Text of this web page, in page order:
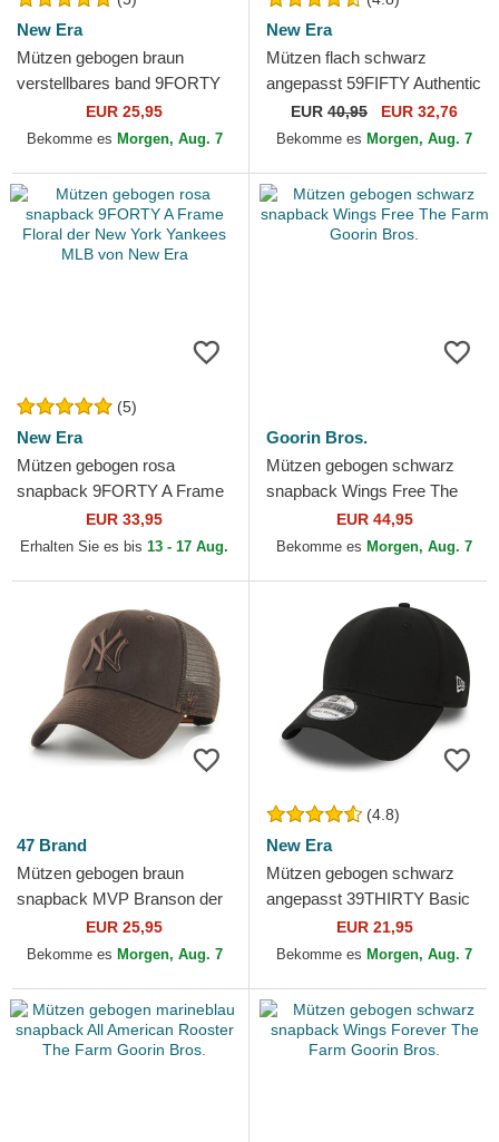
New Era
Mützen gebogen braun
verstellbares band 9FORTY
League Essential der New
York Yankees MLB von New
EUR 25,95
Bekomme es Morgen, Aug. 7
New Era
Mützen flach schwarz
angepasst 59FIFTY Authentic
On Field Game der Chicago
White Sox MLB von New Era
EUR 40,95 EUR 32,76
Bekomme es Morgen, Aug. 7
(5)
New Era
Mützen gebogen rosa
snapback 9FORTY A Frame
Floral der New York Yankees
MLB von New Era
EUR 33,95
Erhalten Sie es bis 13 - 17 Aug.
Goorin Bros.
Mützen gebogen schwarz
snapback Wings Free The
Farm Goorin Bros.
EUR 44,95
Bekomme es Morgen, Aug. 7
47 Brand
Mützen gebogen braun
snapback MVP Branson der
New York Yankees MLB von
47 Brand
EUR 25,95
Bekomme es Morgen, Aug. 7
(4.8)
New Era
Mützen gebogen schwarz
angepasst 39THIRTY Basic
Flag von New Era
EUR 21,95
Bekomme es Morgen, Aug. 7